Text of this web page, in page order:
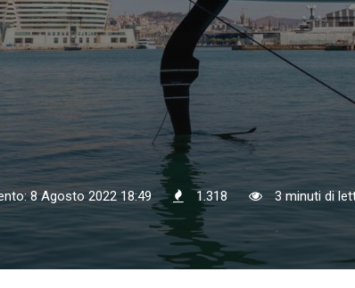
8 Agosto 2022 18:49 1.318 3 minuti di